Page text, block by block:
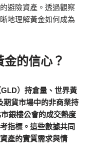
避險資產。透過觀察
地理解黃金如何成為
的信心？
）持倉量、世界黃
期貨市場中的非商業持
銀樓公會的成交熱度
指標。這些數據共同
產的實質需求與情